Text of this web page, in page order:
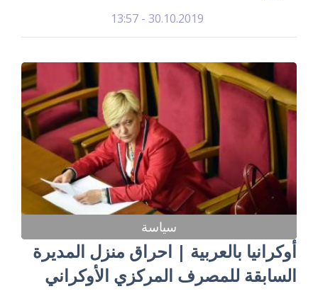
30.10.2019 - 13:57
سياسة
أوكرانيا بالعربية | احراق منزل المديرة
السابقة للمصرف المركزي الأوكراني